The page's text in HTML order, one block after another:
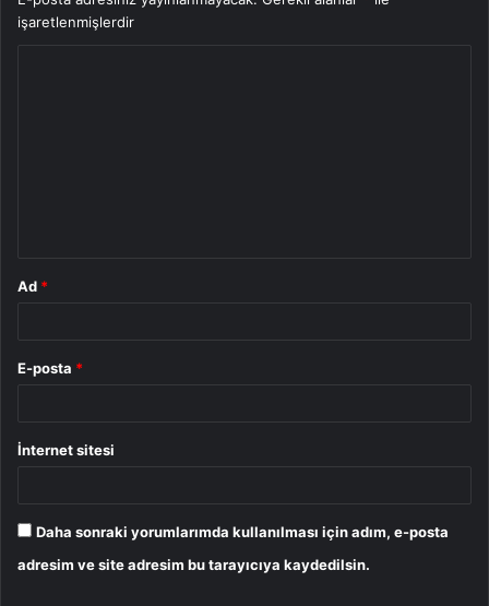
işaretlenmişlerdir
Ad *
E-posta *
İnternet sitesi
Daha sonraki yorumlarımda kullanılması için adım, e-posta
adresim ve site adresim bu tarayıcıya kaydedilsin.